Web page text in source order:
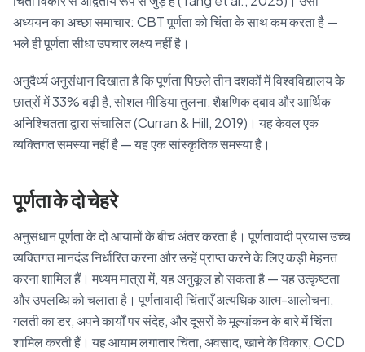
अध्ययन का अच्छा समाचार: CBT पूर्णता को चिंता के साथ कम करता है —
भले ही पूर्णता सीधा उपचार लक्ष्य नहीं है।
अनुदैर्ध्य अनुसंधान दिखाता है कि पूर्णता पिछले तीन दशकों में विश्वविद्यालय के
छात्रों में 33% बढ़ी है, सोशल मीडिया तुलना, शैक्षणिक दबाव और आर्थिक
अनिश्चितता द्वारा संचालित (Curran & Hill, 2019)। यह केवल एक
व्यक्तिगत समस्या नहीं है — यह एक सांस्कृतिक समस्या है।
पूर्णता के दो चेहरे
अनुसंधान पूर्णता के दो आयामों के बीच अंतर करता है। पूर्णतावादी प्रयास उच्च
व्यक्तिगत मानदंड निर्धारित करना और उन्हें प्राप्त करने के लिए कड़ी मेहनत
करना शामिल हैं। मध्यम मात्रा में, यह अनुकूल हो सकता है — यह उत्कृष्टता
और उपलब्धि को चलाता है। पूर्णतावादी चिंताएँ अत्यधिक आत्म-आलोचना,
गलती का डर, अपने कार्यों पर संदेह, और दूसरों के मूल्यांकन के बारे में चिंता
शामिल करती हैं। यह आयाम लगातार चिंता, अवसाद, खाने के विकार, OCD